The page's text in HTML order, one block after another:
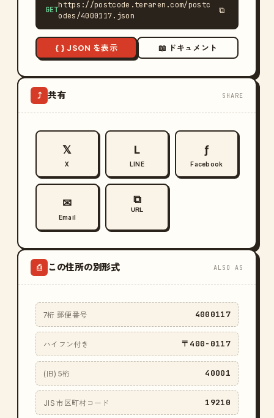
GET
https://postcode.teraren.com/postc
odes/4000117.json
⧉
{ } JSON を表示 📖 ドキュメント
⤴ 共有 SHARE
𝕏
X
L
LINE
ƒ
Facebook
✉
Email
⧉
URL
⎙ この住所の別形式 ALSO AS
7桁 郵便番号 4000117
ハイフン付き 〒400-0117
(旧) 5桁 40001
JIS 市区町村コード 19210